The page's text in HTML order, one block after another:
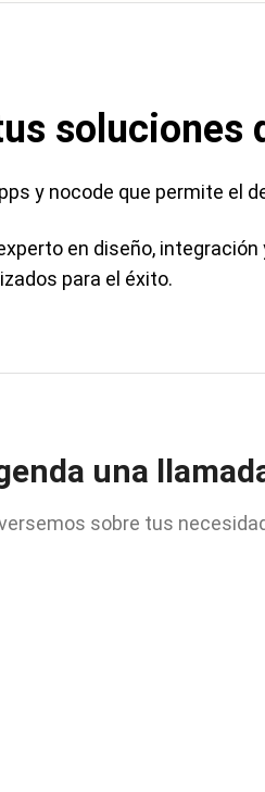
soluciones
y nocode que permite el
en diseño,
para el éxito.
una
sobre tus